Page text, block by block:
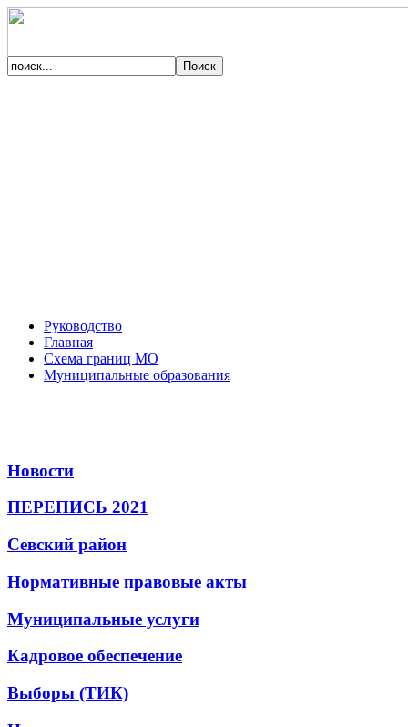
Руководство
Главная
Схема границ МО
Муниципальные образования
Новости
ПЕРЕПИСЬ 2021
Севский район
Нормативные правовые акты
Муниципальные услуги
Кадровое обеспечение
Выборы (ТИК)